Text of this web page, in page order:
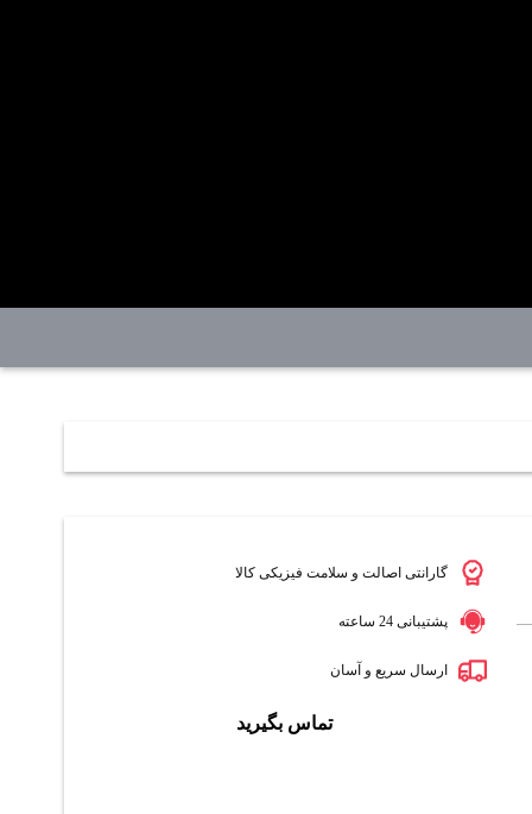
گارانتی اصالت و سلامت فیزیکی کالا
پشتیبانی 24 ساعته
ارسال سریع و آسان
تماس بگیرید